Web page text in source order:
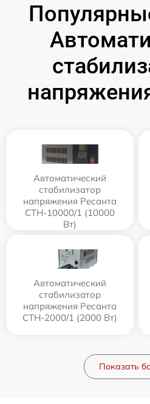
Автоматический
стабилизатор
напряжения Ресанта
СТН-10000/1 (10000
Вт)
Автоматический
стабилизатор
напряжения Ресанта
СТН-2000/1 (2000 Вт)
Показать